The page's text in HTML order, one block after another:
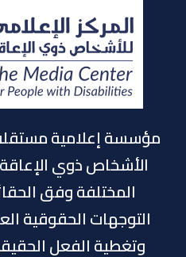
مؤسسة إعلامية
الأشخاص ذوي
المختلفة وفق
التوجهات الحقوقية
وتغطية الفعل